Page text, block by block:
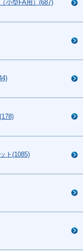
小型FA用）(687)
ト(1085)